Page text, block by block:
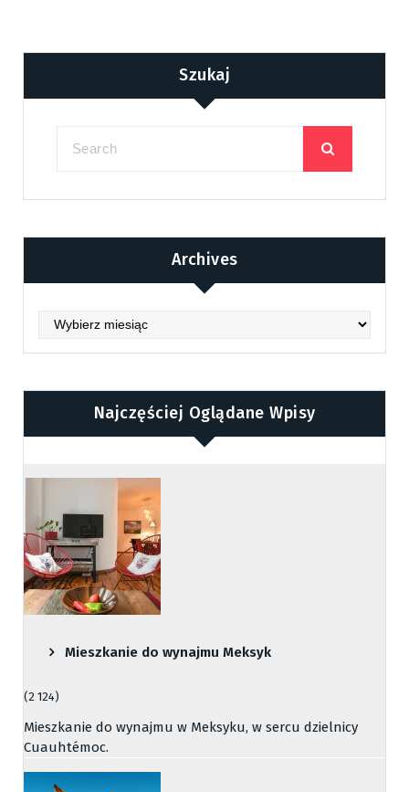
Szukaj
Archives
Archives
Najczęściej Oglądane Wpisy
Mieszkanie do wynajmu Meksyk
(2 124)
Mieszkanie do wynajmu w Meksyku, w sercu dzielnicy
Cuauhtémoc.